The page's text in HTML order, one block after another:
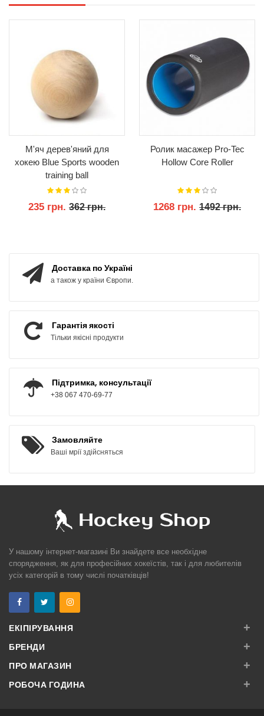
М'яч дерев'яний для
хокею Blue Sports wooden
training ball
235 грн. 362 грн.
Ролик масажер Pro-Tec
Hollow Core Roller
1268 грн. 1492 грн.
Доставка по Україні
а також у країни Європи.
Гарантія якості
Тільки якісні продукти
Підтримка, консультації
+38 067 470-69-77
Замовляйте
Ваші мрії здійсняться
У нашому інтернет-магазині Ви знайдете все необхідне
спорядження, як для професійних хокеїстів, так і для любителів
усіх категорій в тому числі початківців!
ЕКІПІРУВАННЯ +
БРЕНДИ +
ПРО МАГАЗИН +
РОБОЧА ГОДИНА +